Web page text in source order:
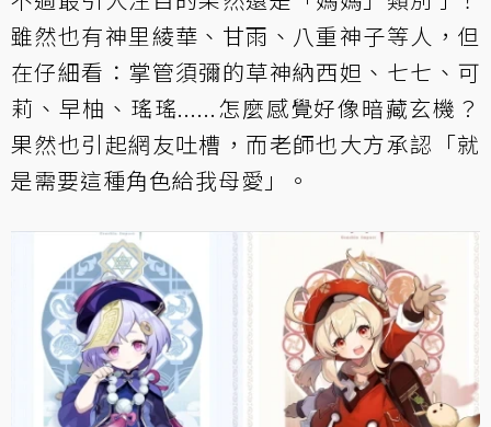
雖然也有神里綾華、甘雨、八重神子等人，但
在仔細看：掌管須彌的草神納西妲、七七、可
莉、早柚、瑤瑤......怎麼感覺好像暗藏玄機？
果然也引起網友吐槽，而老師也大方承認「就
是需要這種角色給我母愛」。